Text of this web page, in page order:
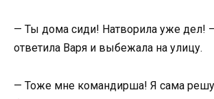
— Ты дома сиди! Натворила уже дел!
ответила Варя и выбежала на улицу.
— Тоже мне командирша! Я сама